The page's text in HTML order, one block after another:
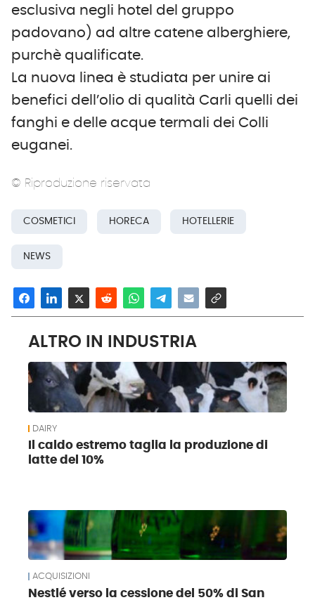
esclusiva negli hotel del gruppo
padovano) ad altre catene alberghiere,
purchè qualificate.
La nuova linea è studiata per unire ai
benefici dell’olio di qualità Carli quelli dei
fanghi e delle acque termali dei Colli
euganei.
© Riproduzione riservata
COSMETICI HORECA HOTELLERIE
NEWS
ALTRO IN INDUSTRIA
DAIRY
Il caldo estremo taglia la produzione di
latte del 10%
ACQUISIZIONI
Nestlé verso la cessione del 50% di San